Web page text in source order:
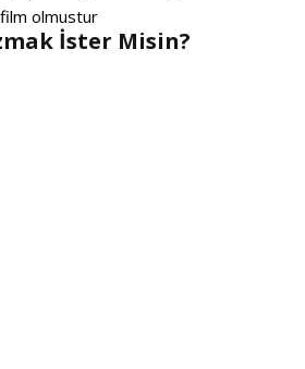
olmustur
İster Misin?